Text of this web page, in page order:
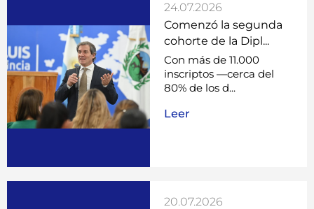
24.07.2026
Comenzó la segunda
cohorte de la Dipl...
Con más de 11.000
inscriptos —cerca del
80% de los d...
Leer
20.07.2026